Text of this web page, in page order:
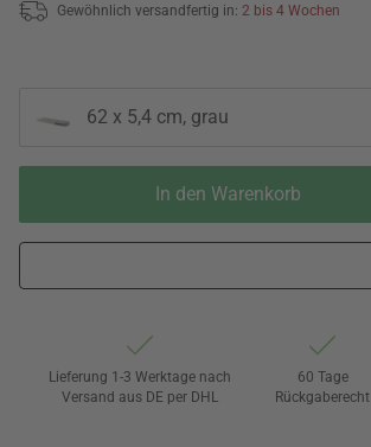
Gewöhnlich versandfertig in: 2 bis 4 Wochen
62 x 5,4 cm, grau
In den Warenkorb
Lieferung 1-3 Werktage nach
Versand aus DE per DHL
60 Tage
Rückgaberecht